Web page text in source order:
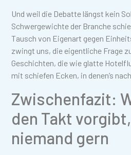
Und weil die Debatte längst kein
Schwergewichte der Branche
Tausch von Eigenart gegen
zwingt uns, die eigentliche Frage
Geschichten, die wie glatte
mit schiefen Ecken, in denen’s
Zwischenfazit:
den Takt
niemand gern